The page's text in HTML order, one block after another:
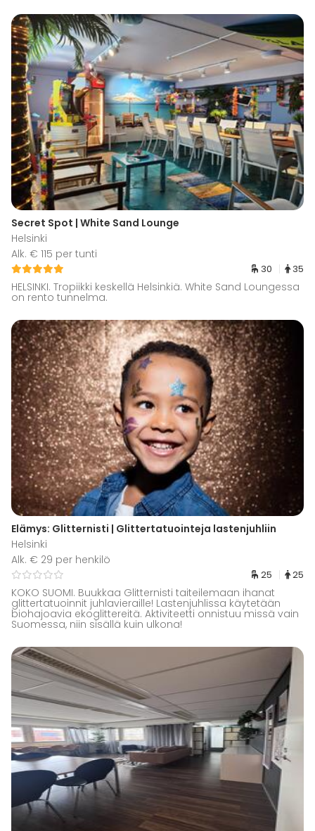
Secret Spot | White Sand Lounge
Helsinki
Alk. € 115 per tunti
30 35
HELSINKI. Tropiikki keskellä Helsinkiä. White Sand Loungessa
on rento tunnelma.
Elämys: Glitternisti | Glittertatuointeja lastenjuhliin
Helsinki
Alk. € 29 per henkilö
25 25
KOKO SUOMI. Buukkaa Glitternisti taiteilemaan ihanat
glittertatuoinnit juhlavieraille! Lastenjuhlissa käytetään
biohajoavia ekoglittereitä. Aktiviteetti onnistuu missä vain
Suomessa, niin sisällä kuin ulkona!